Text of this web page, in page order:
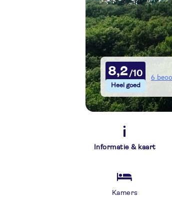
8,2 6
Informatie & kaart
Kamers